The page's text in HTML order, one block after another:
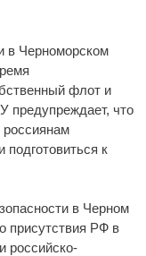
в Черноморском
флот и
предупреждает, что
к
в Черном
присутствия РФ в
российско-